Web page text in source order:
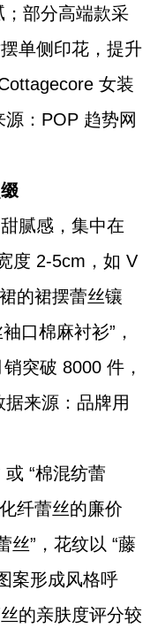
部分高端款采
单侧印花，提升
女装
：POP 趋势网
腻感，集中在
度 2-5cm，如 V
的裙摆蕾丝镶
口棉麻衬衫”，
突破 8000 件，
来源：品牌用
或 “棉混纺蕾
纤蕾丝的廉价
丝”，花纹以 “藤
案形成风格呼
的亲肤度评分较